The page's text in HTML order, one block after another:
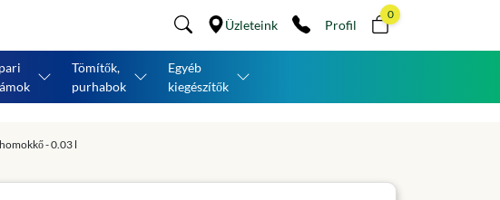
Üzleteink Profil
0
Tömítők,
purhabok
Egyéb
kiegészítők
- 0.03 l